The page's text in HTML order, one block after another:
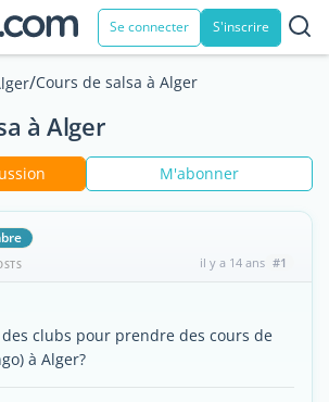
Se connecter S'inscrire
/Cours de salsa à Alger
à Alger
M'abonner
il y a 14 ans #1
des clubs pour prendre des cours de
à Alger?